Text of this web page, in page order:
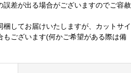
誤差が出る場合がございますのでご容赦
梱してお届けいたしますが、カットサイ
もございます(何かご希望がある際は備